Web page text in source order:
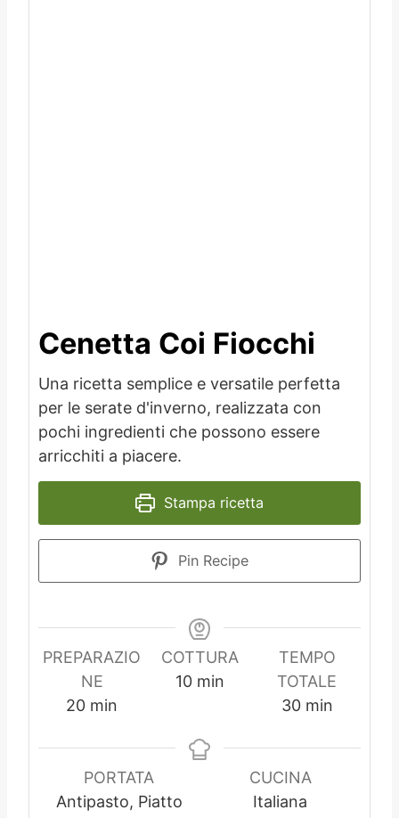
Cenetta Coi Fiocchi
Una ricetta semplice e versatile perfetta
per le serate d'inverno, realizzata con
pochi ingredienti che possono essere
arricchiti a piacere.
Stampa ricetta
Pin Recipe
PREPARAZIO
NE
20m
n
u
t
min
COTTURA
10m
u
min
TEMPO
TOTALE
30m
n
u
t
min
PORTATA
Antipasto, Piatto
CUCINA
Italiana